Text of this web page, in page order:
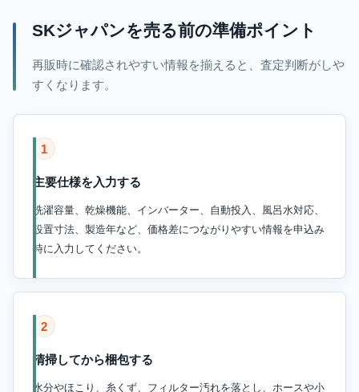
SKジャパンを売る前の準備ポイント
再販時に確認されやすい情報を揃えると、査定判断がしや
すくなります。
1
主要仕様を入力する
洗濯容量、乾燥機能、インバーター、自動投入、風呂水対応、
設置寸法、製造年など、価格差につながりやすい情報を申込み
時に入力してください。
2
清掃してから梱包する
水分やほこり、糸くず、フィルター汚れを落とし、ホースや小